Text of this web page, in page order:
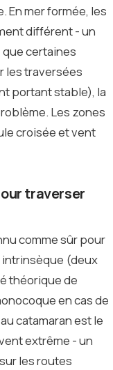
En mer formée, les
différent - un
que certaines
les traversées
portant stable), la
Les zones
croisée et vent
traverser
comme sûr pour
intrinsèque (deux
théorique de
en cas de
catamaran est le
extrême - un
les routes